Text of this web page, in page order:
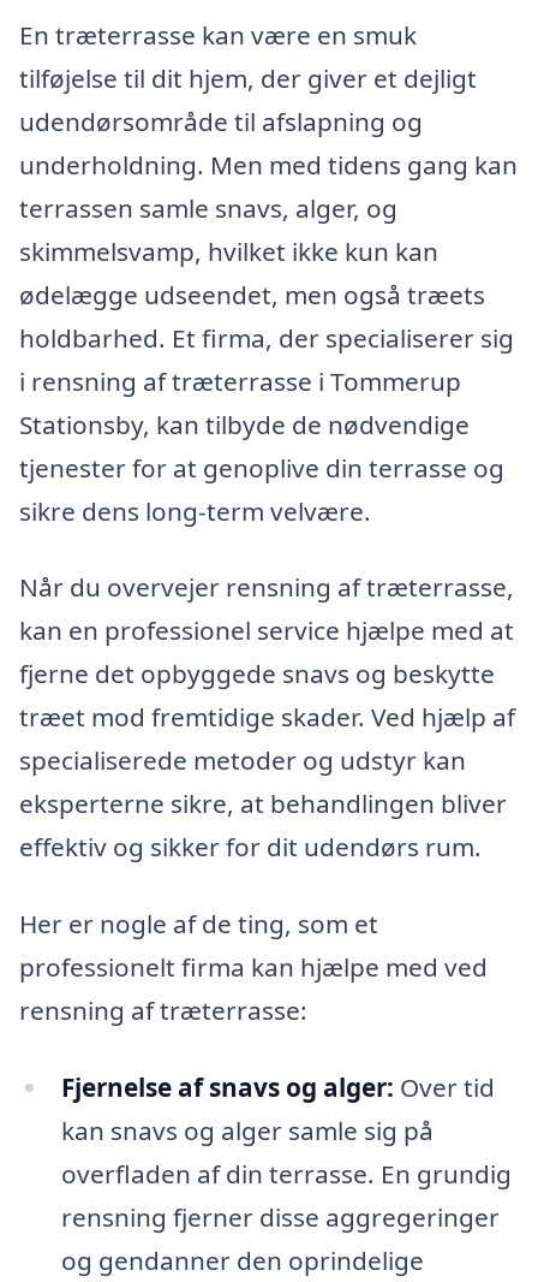
En træterrasse kan være en smuk
tilføjelse til dit hjem, der giver et dejligt
udendørsområde til afslapning og
underholdning. Men med tidens gang kan
terrassen samle snavs, alger, og
skimmelsvamp, hvilket ikke kun kan
ødelægge udseendet, men også træets
holdbarhed. Et firma, der specialiserer sig
i rensning af træterrasse i Tommerup
Stationsby, kan tilbyde de nødvendige
tjenester for at genoplive din terrasse og
sikre dens long-term velvære.
Når du overvejer rensning af træterrasse,
kan en professionel service hjælpe med at
fjerne det opbyggede snavs og beskytte
træet mod fremtidige skader. Ved hjælp af
specialiserede metoder og udstyr kan
eksperterne sikre, at behandlingen bliver
effektiv og sikker for dit udendørs rum.
Her er nogle af de ting, som et
professionelt firma kan hjælpe med ved
rensning af træterrasse:
Fjernelse af snavs og alger: Over tid
kan snavs og alger samle sig på
overfladen af din terrasse. En grundig
rensning fjerner disse aggregeringer
og gendanner den oprindelige